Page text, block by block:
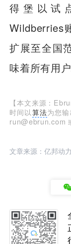
得堡以试
Wildberries
扩展至全国
味着所有用
【本文来源：
时间以 算法为您
run@ebrun.com
文章来源：亿邦动力